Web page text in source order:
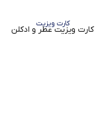
کارت ویزیت
کارت ویزیت عطر و ادکلن